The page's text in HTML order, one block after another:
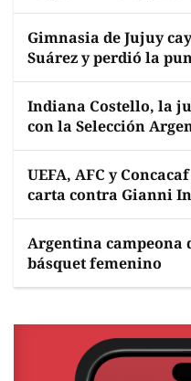
Gimnasia de Jujuy
Suárez y perdió la
Indiana Costello, la
con la Selección
UEFA, AFC y
carta contra Gianni
Argentina campeona
básquet femenino